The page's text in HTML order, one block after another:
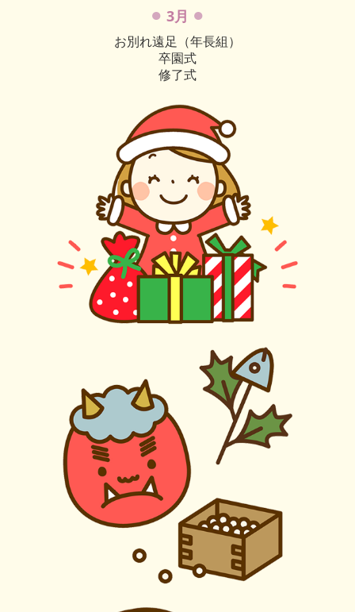
● 3月 ●
お別れ遠足（年長組）
卒園式
修了式